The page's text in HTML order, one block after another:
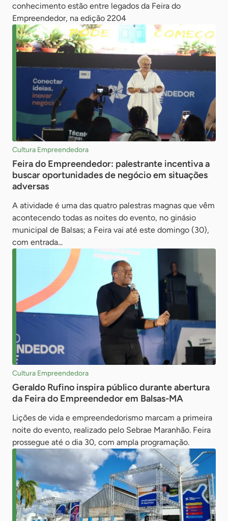
conhecimento estão entre legados da Feira do
Empreendedor, na edição 2204
Cultura Empreendedora
Feira do Empreendedor: palestrante incentiva a
buscar oportunidades de negócio em situações
adversas
A atividade é uma das quatro palestras magnas que vêm
acontecendo todas as noites do evento, no ginásio
municipal de Balsas; a Feira vai até este domingo (30),
com entrada...
Cultura Empreendedora
Geraldo Rufino inspira público durante abertura
da Feira do Empreendedor em Balsas-MA
Lições de vida e empreendedorismo marcam a primeira
noite do evento, realizado pelo Sebrae Maranhão. Feira
prossegue até o dia 30, com ampla programação.